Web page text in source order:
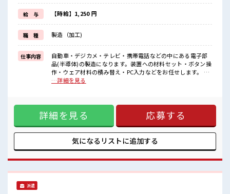
しっかり稼げる高収入のお仕事！
初めての方でも安心！
担当がしっかりバックアップします。
≪こんな方にオススメ≫
・期間従業員など製造業の工場勤務に興味がある方。
・高収入で働きたい方。
・担当者のサポートが必要な方。
≪動きやすい制服アリ≫
制服があるので事前準備不要♪
空調完備で年中カイテキ☆
最寄り駅から徒歩圏内！
キバツ過ぎはNGですが髪のカラーOK♪
給 与 【時給】1,250 円
職 種 製造（加工)
仕事内容
自動車・デジカメ・テレビ・携帯電話などの中にある電子部
品(半導体)の製造になります。装置への材料セット・ボタン操
作・ウェア材料の積み替え・PC入力などをお任せします。 ■
お仕事PR ＼＼お休みは「シフト制」// シフト制...というとチ
OK ・「土日祝休み」にあたることもあり しっかり稼げる高
収入のお仕事！ 初めての方でも安心！ 担当がしっかりバック
アップします。 ≪こんな方にオススメ≫ ・期間従業員など製
造業の工場勤務に興味がある方。 ・高収入で働きたい方。 ・
担当者のサポートが必要な方。 ≪動きやすい制服アリ≫ 制服
があるので事前準備不要♪ ■職場の雰囲気 カフェテリア方式
り駅から徒歩圏内！ キバツ過ぎはNGですが髪のカラーOK♪
…詳細を見る
詳細を見る 応募する
気になるリストに追加する
派遣